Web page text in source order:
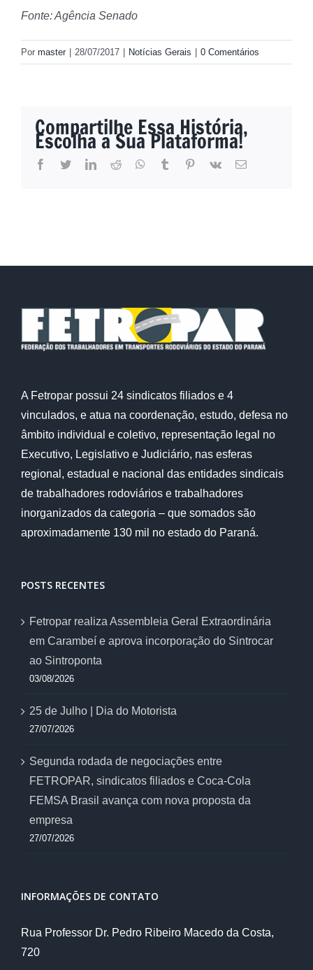
Fonte: Agência Senado
Por master 28/07/2017 Notícias Gerais 0 Comentários
Compartilhe Essa História,
Escolha a Sua Plataforma!
facebook
twitterlinkedinreddit whatsapptumblr pinterest
vk
E-
A Fetropar possui 24 sindicatos filiados e 4
vinculados, e atua na coordenação, estudo, defesa no
âmbito individual e coletivo, representação legal no
Executivo, Legislativo e Judiciário, nas esferas
regional, estadual e nacional das entidades sindicais
de trabalhadores rodoviários e trabalhadores
inorganizados da categoria – que somados são
aproximadamente 130 mil no estado do Paraná.
POSTS RECENTES
Fetropar realiza Assembleia Geral Extraordinária
em Carambeí e aprova incorporação do Sintrocar
ao Sintroponta
03/08/2026
25 de Julho | Dia do Motorista
27/07/2026
Segunda rodada de negociações entre
FETROPAR, sindicatos filiados e Coca-Cola
FEMSA Brasil avança com nova proposta da
empresa
27/07/2026
INFORMAÇÕES DE CONTATO
Rua Professor Dr. Pedro Ribeiro Macedo da Costa,
720